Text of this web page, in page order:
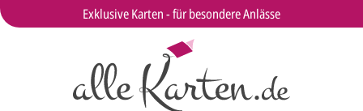
Exklusive Karten - für besondere Anlässe